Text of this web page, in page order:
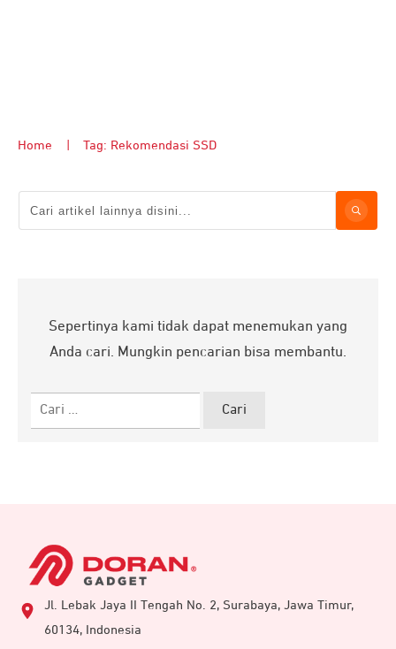
Home Tag: Rekomendasi SSD
Sepertinya kami tidak dapat menemukan yang
Anda cari. Mungkin pencarian bisa membantu.
Cari
Jl. Lebak Jaya II Tengah No. 2, Surabaya, Jawa Timur,
60134, Indonesia